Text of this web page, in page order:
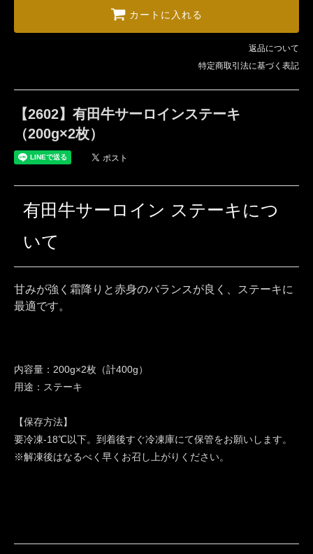
カートに入れる
返品について
特定商取引法に基づく表記
【2602】有田牛サーロインステーキ
（200g×2枚）
有田牛サーロイン ステーキにつ
いて
甘みが強く霜降りと赤身のバランスが良く、ステーキに
最適です。
内容量：200g×2枚（計400g）
用途：ステーキ
【保存方法】
要冷凍-18℃以下。到着後すぐ冷凍庫にて保管をお願いします。
※解凍後はなるべく早くお召し上がりください。